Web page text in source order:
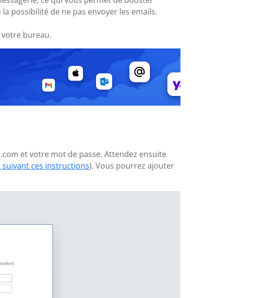
possibilité de ne pas envoyer les emails.
bureau.
et votre mot de passe. Attendez ensuite
ces instructions). Vous pourrez ajouter